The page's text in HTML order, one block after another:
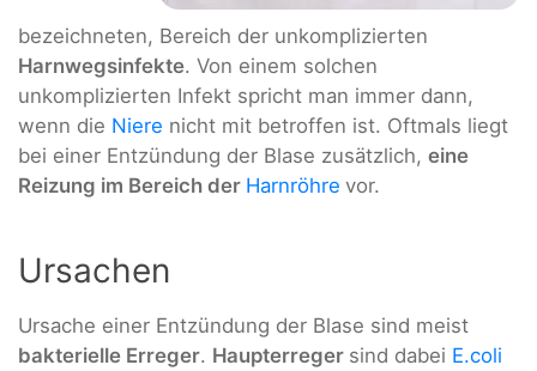
bezeichneten, Bereich der unkomplizierten
Harnwegsinfekte. Von einem solchen
unkomplizierten Infekt spricht man immer dann,
wenn die Niere nicht mit betroffen ist. Oftmals liegt
bei einer Entzündung der Blase zusätzlich, eine
Reizung im Bereich der Harnröhre vor.
Ursachen
Ursache einer Entzündung der Blase sind meist
bakterielle Erreger. Haupterreger sind dabei E.coli